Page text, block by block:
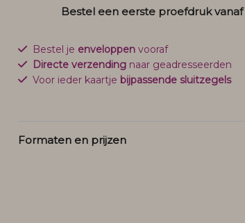
Bestel een eerste proefdruk vanaf
Bestel je enveloppenvooraf
Directe verzendingnaar geadresseerden
Voor ieder kaartje bijpassende sluitzegels
Formaten en prijzen